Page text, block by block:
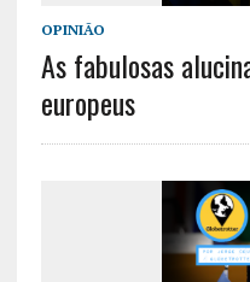
OPINIÃO
As fabulosas
europeus